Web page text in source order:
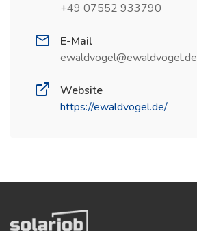
+49 07552 933790
E-Mail
ewaldvogel@ewaldvogel.de
Website
https://ewaldvogel.de/